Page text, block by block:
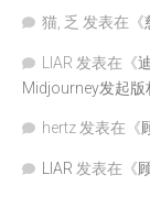
猫, 乏 发表在《
LIAR 发表在《
Midjourney发起版
hertz 发表在《
LIAR 发表在《